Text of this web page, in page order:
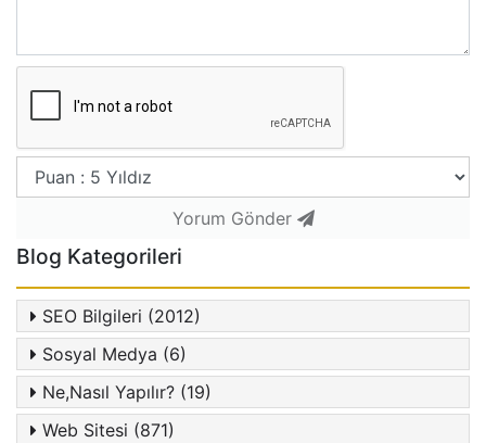
Yorum Gönder
Blog Kategorileri
SEO Bilgileri (2012)
Sosyal Medya (6)
Ne,Nasıl Yapılır? (19)
Web Sitesi (871)